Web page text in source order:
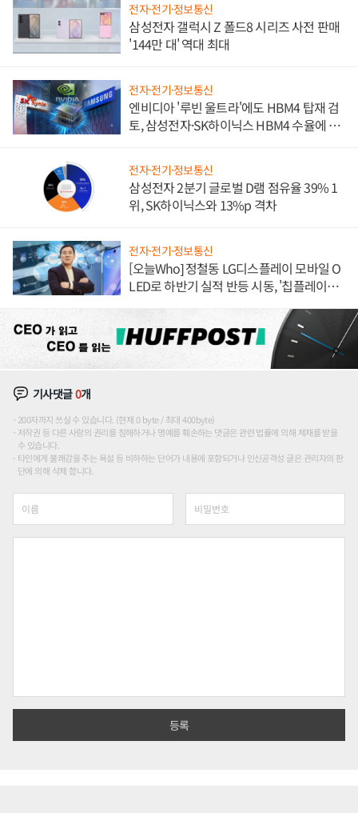
전자·전기·정보통신
삼성전자 갤럭시 Z 폴드8 시리즈 사전 판매
'144만 대' 역대 최대
전자·전기·정보통신
엔비디아 '루빈 울트라'에도 HBM4 탑재 검
토, 삼성전자·SK하이닉스 HBM4 수율에 주
전자·전기·정보통신
삼성전자 2분기 글로벌 D램 점유율 39% 1
위, SK하이닉스와 13%p 격차
전자·전기·정보통신
[오늘Who] 정철동 LG디스플레이 모바일 O
LED로 하반기 실적 반등 시동, '칩플레이
기사댓글0개
200자까지 쓰실 수 있습니다. (현재 0 byte / 최대 400byte)
저작권 등 다른 사람의 권리를 침해하거나 명예를 훼손하는 댓글은 관련 법률에 의해 제재를 받을
수 있습니다.
타인에게 불쾌감을 주는 욕설 등 비하하는 단어가 내용에 포함되거나 인신공격성 글은 관리자의 판
단에 의해 삭제 합니다.